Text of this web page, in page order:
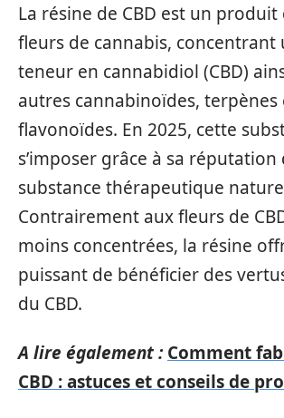
La résine de CBD est un
fleurs de cannabis, concentrant
teneur en cannabidiol (CBD)
autres cannabinoïdes, terpènes
flavonoïdes. En 2025, cette
s’imposer grâce à sa réputation
substance thérapeutique
Contrairement aux fleurs de
moins concentrées, la résine
puissant de bénéficier des
du CBD.
A lire également : Comment
CBD : astuces et conseils de pro